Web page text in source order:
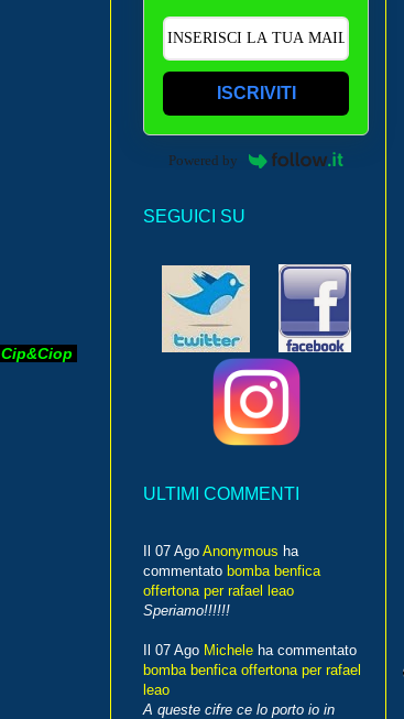
Cip&Ciop
ISCRIVITI
Powered by
SEGUICI SU
ULTIMI COMMENTI
Il 07 Ago Anonymous ha
commentato bomba benfica
offertona per rafael leao
Speriamo!!!!!!
Il 07 Ago Michele ha commentato
bomba benfica offertona per rafael
leao
A queste cifre ce lo porto io in